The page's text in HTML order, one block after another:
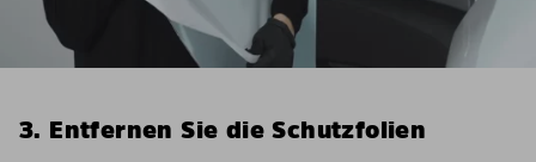
3. Entfernen Sie die Schutzfolien